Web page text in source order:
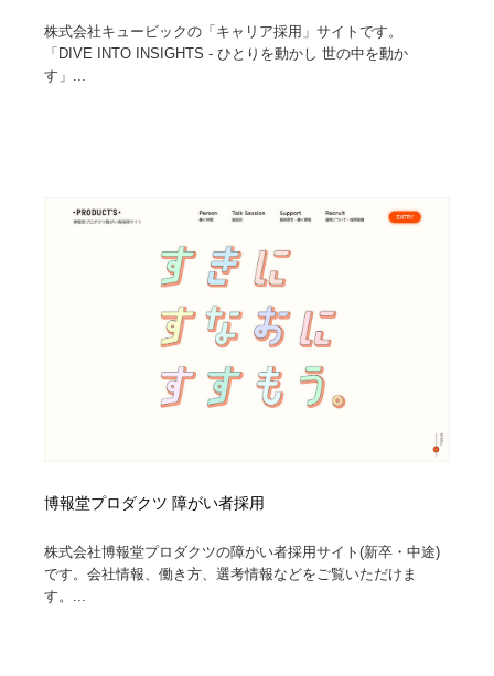
株式会社キュービックの「キャリア採用」サイトです。
「DIVE INTO INSIGHTS - ひとりを動かし 世の中を動か
す」...
博報堂プロダクツ 障がい者採用
株式会社博報堂プロダクツの障がい者採用サイト(新卒・中途)
です。会社情報、働き方、選考情報などをご覧いただけま
す。...